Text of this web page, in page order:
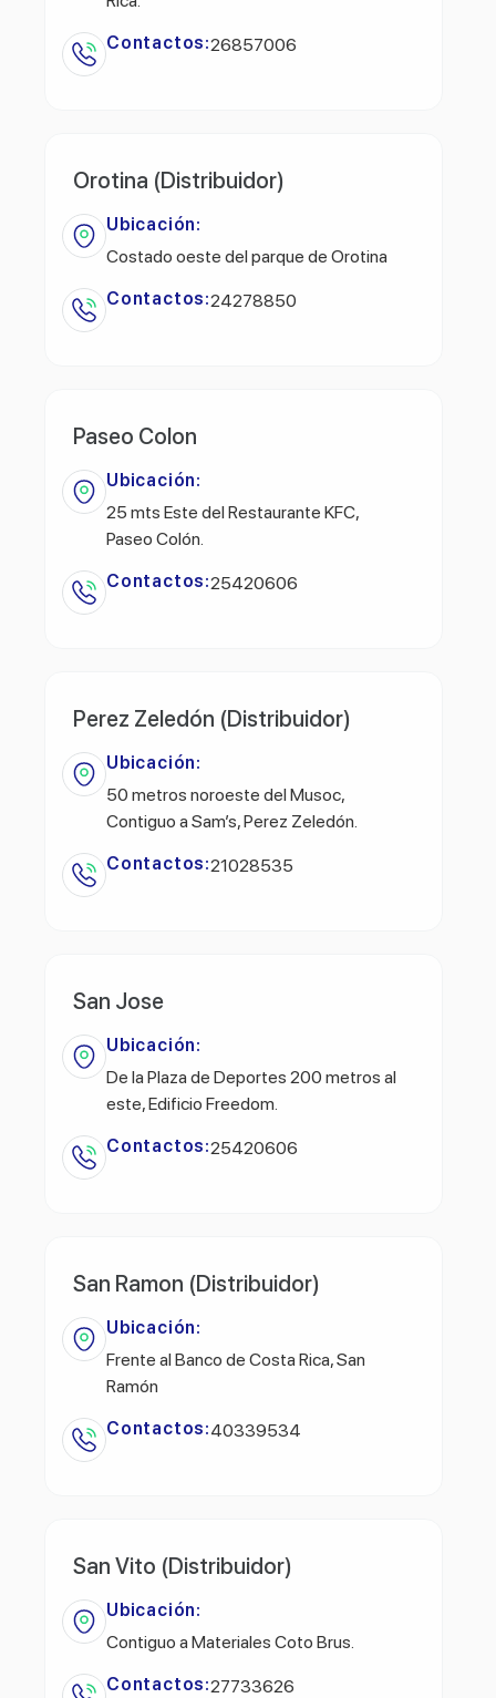
Contactos:26857006
Orotina (Distribuidor)
Ubicación:
Costado oeste del parque de Orotina
Contactos:24278850
Paseo Colon
Ubicación:
25 mts Este del Restaurante KFC,
Paseo Colón.
Contactos:25420606
Perez Zeledón (Distribuidor)
Ubicación:
50 metros noroeste del Musoc,
Contiguo a Sam’s, Perez Zeledón.
Contactos:21028535
San Jose
Ubicación:
De la Plaza de Deportes 200 metros al
este, Edificio Freedom.
Contactos:25420606
San Ramon (Distribuidor)
Ubicación:
Frente al Banco de Costa Rica, San
Ramón
Contactos:40339534
San Vito (Distribuidor)
Ubicación:
Contiguo a Materiales Coto Brus.
Contactos:27733626